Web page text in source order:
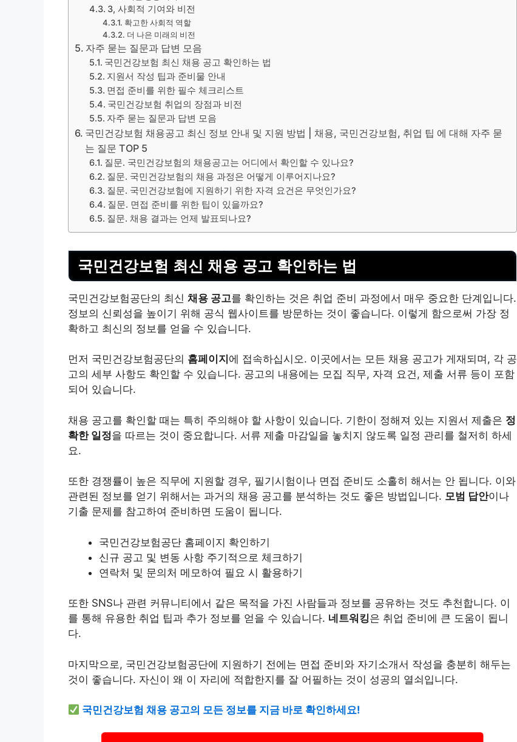
3, 사회적 기여와 비전
확고한 사회적 역할
더 나은 미래의 비전
자주 묻는 질문과 답변 모음
국민건강보험 최신 채용 공고 확인하는 법
지원서 작성 팁과 준비물 안내
면접 준비를 위한 필수 체크리스트
국민건강보험 취업의 장점과 비전
자주 묻는 질문과 답변 모음
국민건강보험 채용공고 최신 정보 안내 및 지원 방법 | 채용, 국민건강보험, 취업 팁 에 대해 자주 묻
는 질문 TOP 5
질문. 국민건강보험의 채용공고는 어디에서 확인할 수 있나요?
질문. 국민건강보험의 채용 과정은 어떻게 이루어지나요?
질문. 국민건강보험에 지원하기 위한 자격 요건은 무엇인가요?
질문. 면접 준비를 위한 팁이 있을까요?
질문. 채용 결과는 언제 발표되나요?
국민건강보험 최신 채용 공고 확인하는 법
국민건강보험공단의 최신 채용 공고를 확인하는 것은 취업 준비 과정에서 매우 중요한 단계입니다.
정보의 신뢰성을 높이기 위해 공식 웹사이트를 방문하는 것이 좋습니다. 이렇게 함으로써 가장 정
확하고 최신의 정보를 얻을 수 있습니다.
먼저 국민건강보험공단의 홈페이지 에 접속하십시오. 이곳에서는 모든 채용 공고가 게재되며, 각 공
고의 세부 사항도 확인할 수 있습니다. 공고의 내용에는 모집 직무, 자격 요건, 제출 서류 등이 포함
되어 있습니다.
채용 공고를 확인할 때는 특히 주의해야 할 사항이 있습니다. 기한이 정해져 있는 지원서 제출은 정
확한 일정을 따르는 것이 중요합니다. 서류 제출 마감일을 놓치지 않도록 일정 관리를 철저히 하세
요.
또한 경쟁률이 높은 직무에 지원할 경우, 필기시험이나 면접 준비도 소홀히 해서는 안 됩니다. 이와
관련된 정보를 얻기 위해서는 과거의 채용 공고를 분석하는 것도 좋은 방법입니다. 모범 답안이나
기출 문제를 참고하여 준비하면 도움이 됩니다.
국민건강보험공단 홈페이지 확인하기
신규 공고 및 변동 사항 주기적으로 체크하기
연락처 및 문의처 메모하여 필요 시 활용하기
또한 SNS나 관련 커뮤니티에서 같은 목적을 가진 사람들과 정보를 공유하는 것도 추천합니다. 이
를 통해 유용한 취업 팁과 추가 정보를 얻을 수 있습니다. 네트워킹은 취업 준비에 큰 도움이 됩니
다.
마지막으로, 국민건강보험공단에 지원하기 전에는 면접 준비와 자기소개서 작성을 충분히 해두는
것이 좋습니다. 자신이 왜 이 자리에 적합한지를 잘 어필하는 것이 성공의 열쇠입니다.
국민건강보험 채용 공고의 모든 정보를 지금 바로 확인하세요!